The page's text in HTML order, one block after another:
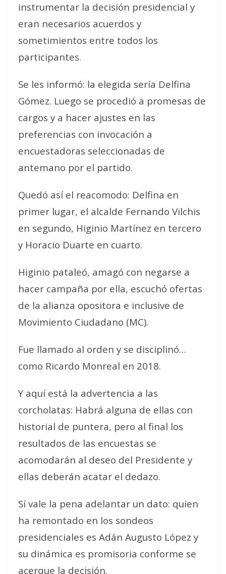
instrumentar la decisión presidencial y
eran necesarios acuerdos y
sometimientos entre todos los
participantes.
Se les informó: la elegida sería Delfina
Gómez. Luego se procedió a promesas de
cargos y a hacer ajustes en las
preferencias con invocación a
encuestadoras seleccionadas de
antemano por el partido.
Quedó así el reacomodo: Delfina en
primer lugar, el alcalde Fernando Vilchis
en segundo, Higinio Martínez en tercero
y Horacio Duarte en cuarto.
Higinio pataleó, amagó con negarse a
hacer campaña por ella, escuchó ofertas
de la alianza opositora e inclusive de
Movimiento Ciudadano (MC).
Fue llamado al orden y se disciplinó…
como Ricardo Monreal en 2018.
Y aquí está la advertencia a las
corcholatas: Habrá alguna de ellas con
historial de puntera, pero al final los
resultados de las encuestas se
acomodarán al deseo del Presidente y
ellas deberán acatar el dedazo.
Sí vale la pena adelantar un dato: quien
ha remontado en los sondeos
presidenciales es Adán Augusto López y
su dinámica es promisoria conforme se
acerque la decisión.